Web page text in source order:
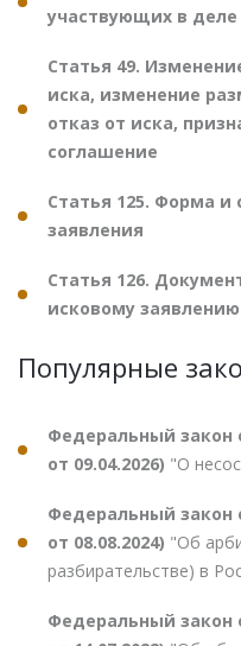
участвующих в деле
Статья 49.
иска, изменение
отказ от иска,
соглашение
Статья 125. Форма и
заявления
Статья 126.
исковому заявлению
Популярные
Федеральный закон
от 09.04.2026) "О
Федеральный закон
от 08.08.2024) "Об
разбирательстве) в
Федеральный закон